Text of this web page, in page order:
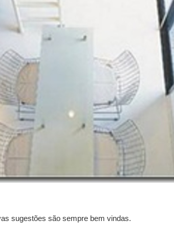
sugestões são sempre bem vindas.